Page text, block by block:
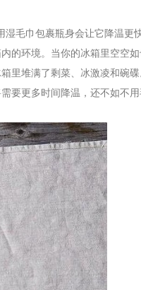
毛巾包裹瓶身会让它降温更
的环境。当你的冰箱里空空
里堆满了剩菜、冰激凌和碗
要更多时间降温，还不如不用